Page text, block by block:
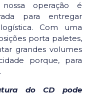
operação é
para entregar
Com uma
porta paletes,
grandes volumes
porque, para
do CD pode